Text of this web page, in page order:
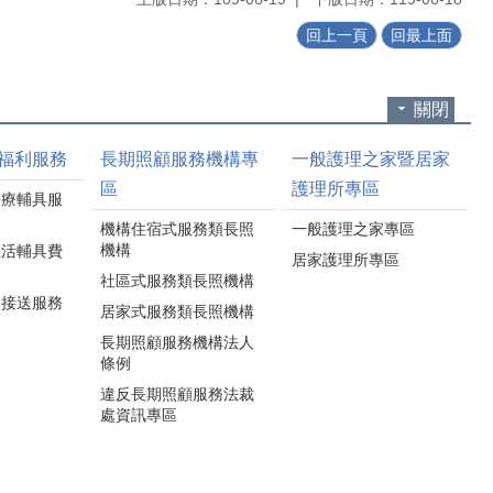
回上一頁 回最上面
關閉
利服務
輔具服
輔具費
送服務
長期照顧服務機構專
區
機構住宿式服務類長照
機構
社區式服務類長照機構
居家式服務類長照機構
長期照顧服務機構法人
條例
違反長期照顧服務法裁
處資訊專區
一般護理之家暨居家
護理所專區
一般護理之家專區
居家護理所專區